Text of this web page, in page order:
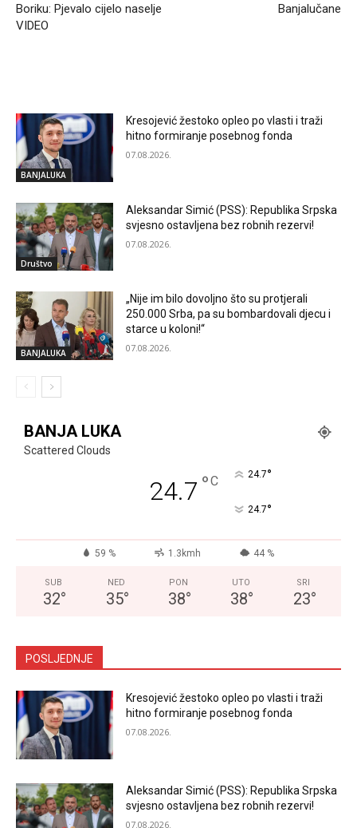
Boriku: Pjevalo cijelo naselje
VIDEO
Banjalučane
BANJALUKA
Kresojević žestoko opleo po vlasti i traži
hitno formiranje posebnog fonda
07.08.2026.
Društvo
Aleksandar Simić (PSS): Republika Srpska
svjesno ostavljena bez robnih rezervi!
07.08.2026.
BANJALUKA
„Nije im bilo dovoljno što su protjerali
250.000 Srba, pa su bombardovali djecu i
starce u koloni!“
07.08.2026.
BANJA LUKA
Scattered Clouds
24.7 °C 24.7°
24.7°
59 % 1.3kmh 44 %
SUB
32°
NED
35°
PON
38°
UTO
38°
SRI
23°
POSLJEDNJE
Kresojević žestoko opleo po vlasti i traži
hitno formiranje posebnog fonda
07.08.2026.
Aleksandar Simić (PSS): Republika Srpska
svjesno ostavljena bez robnih rezervi!
07.08.2026.